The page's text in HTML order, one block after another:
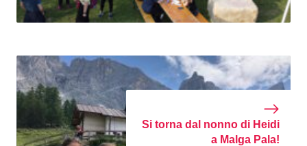
Si torna dal nonno di Heidi
a Malga Pala!